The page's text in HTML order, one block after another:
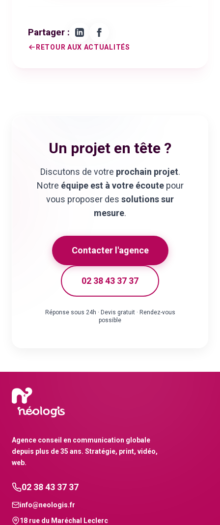
Partager :
RETOUR AUX ACTUALITÉS
Un projet en tête ?
Discutons de votre prochain projet.
Notre équipe est à votre écoute pour
vous proposer des solutions sur
mesure.
Contacter l'agence
02 38 43 37 37
Réponse sous 24h · Devis gratuit · Rendez-vous
possible
Agence conseil en communication globale
depuis plus de 35 ans. Stratégie, print, vidéo,
web.
02 38 43 37 37
info@neologis.fr
18 rue du Maréchal Leclerc